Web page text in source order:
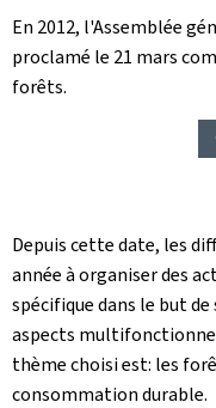
En 2012, l'Assemblée
proclamé le 21 mars
forêts.
Depuis cette date, les
année à organiser des
spécifique dans le but
aspects
thème choisi est: les
consommation durable.